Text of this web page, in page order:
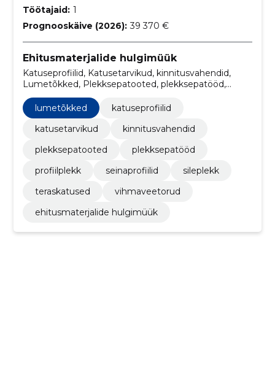
Töötajaid: 1
Prognooskäive (2026): 39 370 €
Ehitusmaterjalide hulgimüük
Katuseprofiilid, Katusetarvikud, kinnitusvahendid,
Lumetõkked, Plekksepatooted, plekksepatööd,
profiilplekk, Seinaprofiilid, Sileplekk, Teraskatused
lumetõkked
katuseprofiilid
katusetarvikud
kinnitusvahendid
plekksepatooted
plekksepatööd
profiilplekk
seinaprofiilid
sileplekk
teraskatused
vihmaveetorud
ehitusmaterjalide hulgimüük